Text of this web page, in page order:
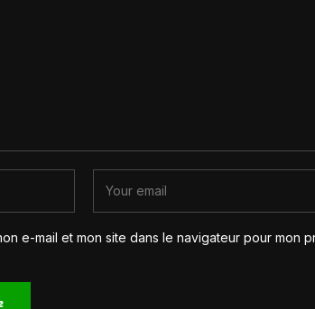
e-mail et mon site dans le navigateur pour mon